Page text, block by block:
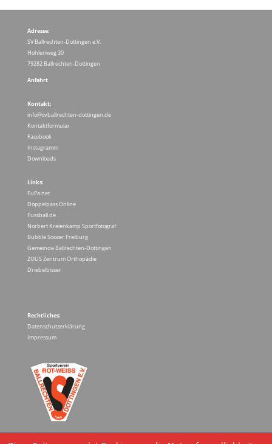
Adresse:
SV Ballrechten-Dottingen e.V.
Hohlenweg 30
79282 Ballrechten-Dottingen
Anfahrt
Kontakt:
info@svballrechten-dottingen.de
Kontaktformular
Facebook
Instagramm
Downloads
Links:
FuPa.net
Doppelpass Online
Fussball.de
Norbert Kreienkamp Sportfotograf
Bubble Soocer Freiburg
Gemeinde Ballrechten-Dottingen
ZOUS Zentrum Orthopädie
Driebelbisser
Rechtliches:
Datenschutzerklärung
Impressum